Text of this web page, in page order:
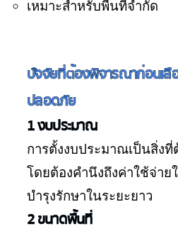
เหมาะสำหรับพื้นที่จำกัด
ปัจจัยที่ต้องพิจารณาก่อนเลื
ปลอดภัย
1 งบประมาณ
การตั้งงบประมาณเป็นสิ่ง
โดยต้องคำนึงถึงค่าใช้จ่าย
บำรุงรักษาในระยะยาว
2 ขนาดพื้นที่